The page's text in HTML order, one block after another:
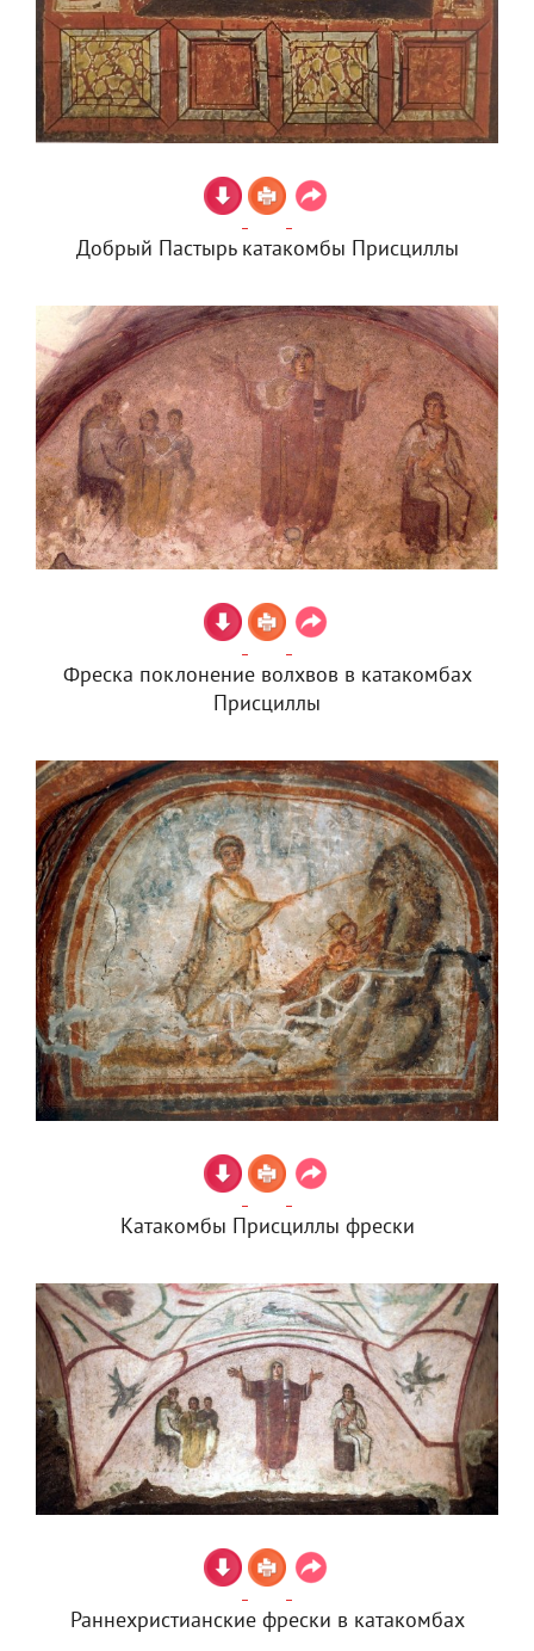
Добрый Пастырь катакомбы Присциллы
Фреска поклонение волхвов в катакомбах
Присциллы
Катакомбы Присциллы фрески
Раннехристианские фрески в катакомбах